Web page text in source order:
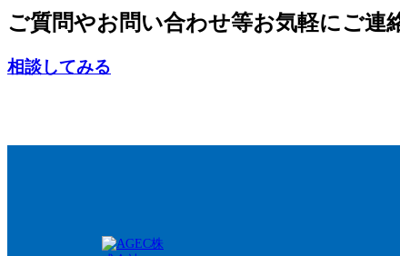
ご質問やお問い合わせ等お気軽にご連
相談してみる